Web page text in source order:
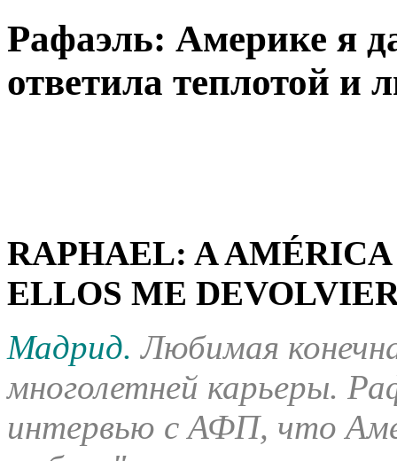
Рафаэль: Америке я
ответила теплотой и
RAPHAEL: A
ELLOS ME
Мадрид. Любимая
многолетней карьеры.
интервью с АФП, что